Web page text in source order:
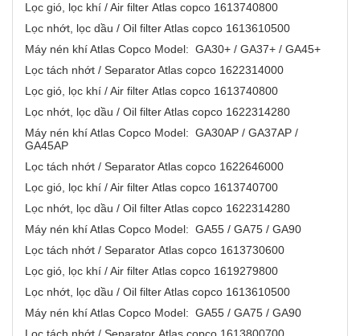
Lọc gió, lọc khí / Air filter Atlas copco 1613740800
Lọc nhớt, lọc dầu / Oil filter Atlas copco 1613610500
Máy nén khí Atlas Copco Model: GA30+ / GA37+ / GA45+
Lọc tách nhớt / Separator Atlas copco 1622314000
Lọc gió, lọc khí / Air filter Atlas copco 1613740800
Lọc nhớt, lọc dầu / Oil filter Atlas copco 1622314280
Máy nén khí Atlas Copco Model: GA30AP / GA37AP /
GA45AP
Lọc tách nhớt / Separator Atlas copco 1622646000
Lọc gió, lọc khí / Air filter Atlas copco 1613740700
Lọc nhớt, lọc dầu / Oil filter Atlas copco 1622314280
Máy nén khí Atlas Copco Model: GA55 / GA75 / GA90
Lọc tách nhớt / Separator Atlas copco 1613730600
Lọc gió, lọc khí / Air filter Atlas copco 1619279800
Lọc nhớt, lọc dầu / Oil filter Atlas copco 1613610500
Máy nén khí Atlas Copco Model: GA55 / GA75 / GA90